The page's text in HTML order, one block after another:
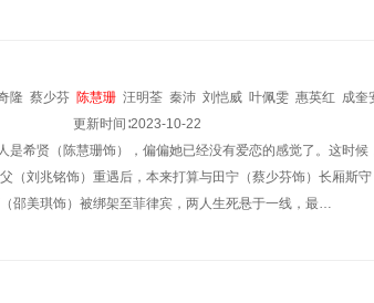
隆 蔡少芬 陈慧珊 汪明荃 秦沛 刘恺威 叶佩雯 惠英红 成奎
更新时间∶2023-10-22
是希贤（陈慧珊饰），偏偏她已经没有爱恋的感觉了。这时
刘兆铭饰）重遇后，本来打算与田宁（蔡少芬饰）长厢斯守
邵美琪饰）被绑架至菲律宾，两人生死悬于一线，最…